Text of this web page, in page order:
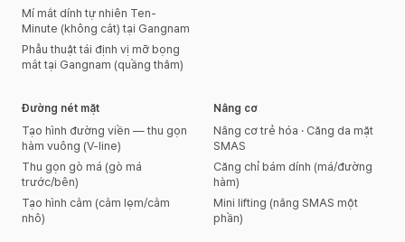
Mí mắt dính tự nhiên Ten-
Minute (không cắt) tại Gangnam
Phẫu thuật tái định vị mỡ bọng
mắt tại Gangnam (quầng thâm)
Đường nét mặt
Tạo hình đường viền — thu gọn
hàm vuông (V-line)
Thu gọn gò má (gò má
trước/bên)
Tạo hình cằm (cằm lẹm/cằm
nhô)
Nâng cơ
Nâng cơ trẻ hóa · Căng da mặt
SMAS
Căng chỉ bám dính (má/đường
hàm)
Mini lifting (nâng SMAS một
phần)